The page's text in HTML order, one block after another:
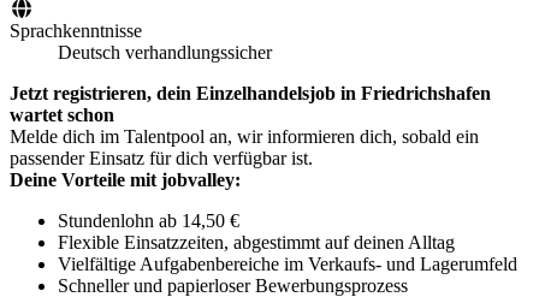
Sprachkenntnisse
Deutsch verhandlungssicher
Jetzt registrieren, dein Einzelhandelsjob in Friedrichshafen
wartet schon
Melde dich im Talentpool an, wir informieren dich, sobald ein
passender Einsatz für dich verfügbar ist.
Deine Vorteile mit jobvalley:
Stundenlohn ab 14,50 €
Flexible Einsatzzeiten, abgestimmt auf deinen Alltag
Vielfältige Aufgabenbereiche im Verkaufs- und Lagerumfeld
Schneller und papierloser Bewerbungsprozess